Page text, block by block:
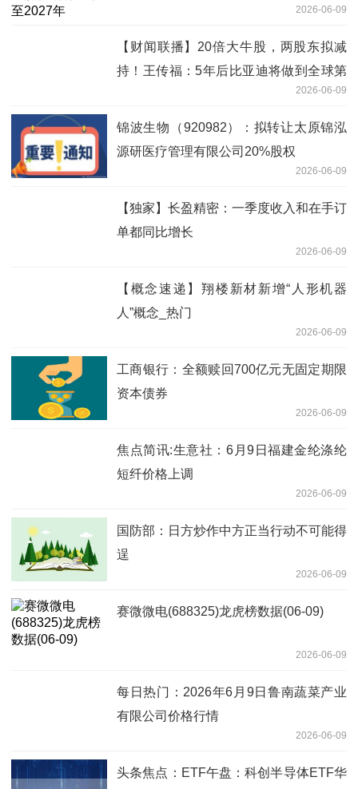
2026-06-09
【财闻联播】20倍大牛股，两股东拟减
持！王传福：5年后比亚迪将做到全球第
2026-06-09
锦波生物（920982）：拟转让太原锦泓
源研医疗管理有限公司20%股权
2026-06-09
【独家】长盈精密：一季度收入和在手订
单都同比增长
2026-06-09
【概念速递】翔楼新材新增“人形机器
人”概念_热门
2026-06-09
工商银行：全额赎回700亿元无固定期限
资本债券
2026-06-09
焦点简讯:生意社：6月9日福建金纶涤纶
短纤价格上调
2026-06-09
国防部：日方炒作中方正当行动不可能得
逞
2026-06-09
赛微微电(688325)龙虎榜数据(06-09)
2026-06-09
每日热门：2026年6月9日鲁南蔬菜产业
有限公司价格行情
2026-06-09
头条焦点：ETF午盘：科创半导体ETF华